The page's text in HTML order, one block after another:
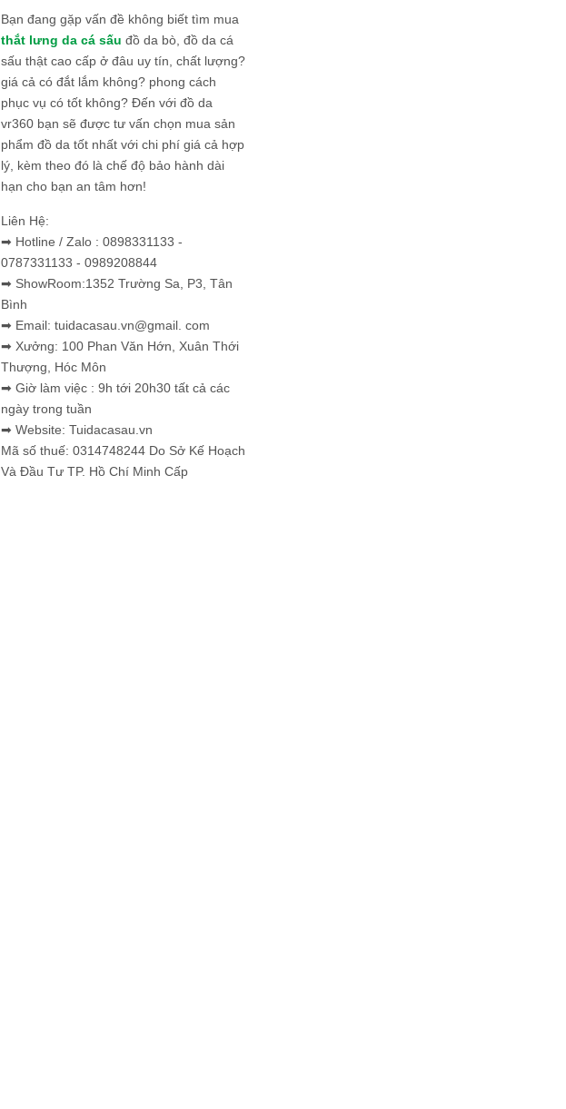
Bạn đang gặp vấn đề không biết tìm mua
thắt lưng da cá sấu đồ da bò, đồ da cá
sấu thật cao cấp ở đâu uy tín, chất lượng?
giá cả có đắt lắm không? phong cách
phục vụ có tốt không? Đến với đồ da
vr360 bạn sẽ được tư vấn chọn mua sản
phẩm đồ da tốt nhất với chi phí giá cả hợp
lý, kèm theo đó là chế độ bảo hành dài
hạn cho bạn an tâm hơn!
Liên Hệ:
➡ Hotline / Zalo : 0898331133 -
0787331133 - 0989208844
➡ ShowRoom:1352 Trường Sa, P3, Tân
Bình
➡ Email: tuidacasau.vn@gmail. com
➡ Xưởng: 100 Phan Văn Hớn, Xuân Thới
Thượng, Hóc Môn
➡ Giờ làm việc : 9h tới 20h30 tất cả các
ngày trong tuần
➡ Website: Tuidacasau.vn
Mã số thuế: 0314748244 Do Sở Kế Hoạch
Và Đầu Tư TP. Hồ Chí Minh Cấp